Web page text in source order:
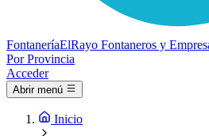
FontaneríaElRayo Fontaneros y
Por Provincia
Acceder
Abrir menú
Inicio